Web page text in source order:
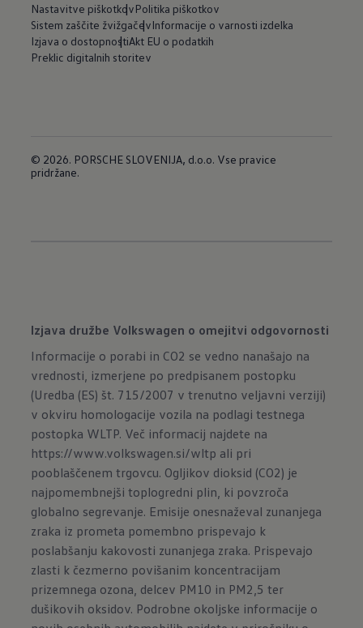
Nastavitve piškotkovPolitika piškotkov
Sistem zaščite žvižgačevInformacije o varnosti izdelka
Izjava o dostopnostiAkt EU o podatkih
Preklic digitalnih storitev
© 2026. PORSCHE SLOVENIJA, d.o.o. Vse pravice
pridržane.
Izjava družbe Volkswagen o omejitvi odgovornosti
Informacije o porabi in CO2 se vedno nanašajo na
vrednosti, izmerjene po predpisanem postopku
(Uredba (ES) št. 715/2007 v trenutno veljavni verziji)
v okviru homologacije vozila na podlagi testnega
postopka WLTP. Več informacij najdete na
https://www.volkswagen.si/wltp ali pri
pooblaščenem trgovcu. Ogljikov dioksid (CO2) je
najpomembnejši toplogredni plin, ki povzroča
globalno segrevanje. Emisije onesnaževal zunanjega
zraka iz prometa pomembno prispevajo k
poslabšanju kakovosti zunanjega zraka. Prispevajo
zlasti k čezmerno povišanim koncentracijam
prizemnega ozona, delcev PM10 in PM2,5 ter
dušikovih oksidov. Podrobne okoljske informacije o